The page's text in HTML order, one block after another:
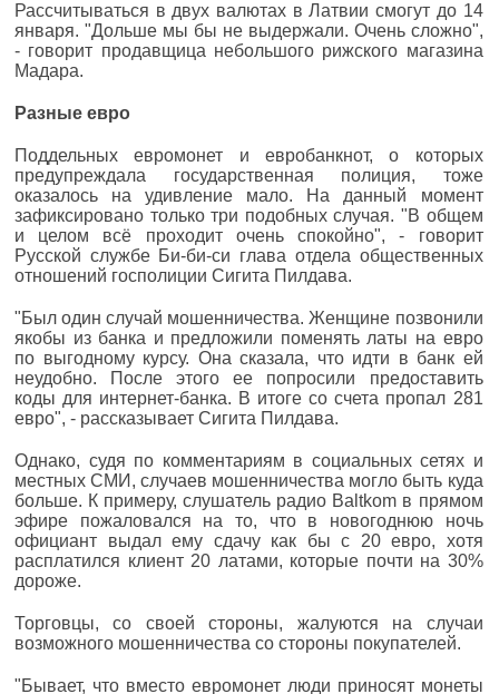
Рассчитываться в двух валютах в Латвии смогут до 14
января. "Дольше мы бы не выдержали. Очень сложно",
- говорит продавщица небольшого рижского магазина
Мадара.
Разные евро
Поддельных евромонет и евробанкнот, о которых
предупреждала государственная полиция, тоже
оказалось на удивление мало. На данный момент
зафиксировано только три подобных случая. "В общем
и целом всё проходит очень спокойно", - говорит
Русской службе Би-би-си глава отдела общественных
отношений госполиции Сигита Пилдава.
"Был один случай мошенничества. Женщине позвонили
якобы из банка и предложили поменять латы на евро
по выгодному курсу. Она сказала, что идти в банк ей
неудобно. После этого ее попросили предоставить
коды для интернет-банка. В итоге со счета пропал 281
евро", - рассказывает Сигита Пилдава.
Однако, судя по комментариям в социальных сетях и
местных СМИ, случаев мошенничества могло быть куда
больше. К примеру, слушатель радио Baltkom в прямом
эфире пожаловался на то, что в новогоднюю ночь
официант выдал ему сдачу как бы с 20 евро, хотя
расплатился клиент 20 латами, которые почти на 30%
дороже.
Торговцы, со своей стороны, жалуются на случаи
возможного мошенничества со стороны покупателей.
"Бывает, что вместо евромонет люди приносят монеты